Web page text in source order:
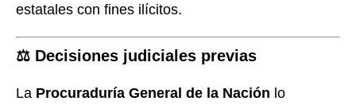
estatales con fines ilícitos.
⚖️ Decisiones judiciales previas
La Procuraduría General de la Nación lo